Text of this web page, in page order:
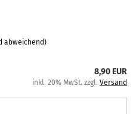
abweichend)
8,90 EUR
inkl. 20% MwSt. zzgl. Versand